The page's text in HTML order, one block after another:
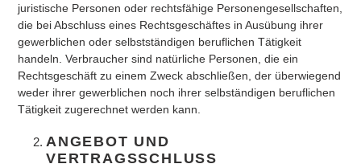
juristische Personen oder rechtsfähige Personengesellschaften,
die bei Abschluss eines Rechtsgeschäftes in Ausübung ihrer
gewerblichen oder selbstständigen beruflichen Tätigkeit
handeln. Verbraucher sind natürliche Personen, die ein
Rechtsgeschäft zu einem Zweck abschließen, der überwiegend
weder ihrer gewerblichen noch ihrer selbständigen beruflichen
Tätigkeit zugerechnet werden kann.
ANGEBOT UND
VERTRAGSSCHLUSS